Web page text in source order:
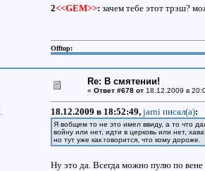
2<<GEM>>: зачем тебе этот трэш?
Offtop:
Re: В смятении!
« Ответ #678 от18.12.2009 в
18.12.2009 в 18:52:49, jarni писал(a):
Я вобщем то не это имел ввиду, а то что
войну или нет, идти в церковь или нет,
но тут уже как говорится, что кому дороже.
Ну это да. Всегда можно пулю по